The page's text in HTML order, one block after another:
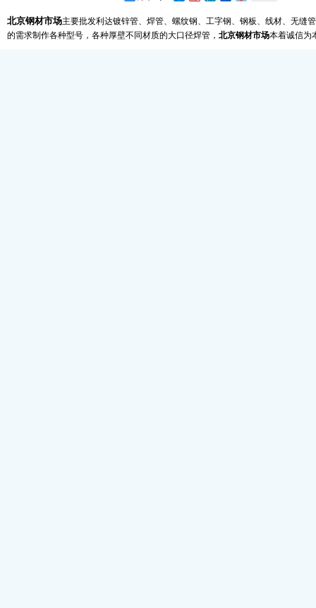
北京钢材市场主要批发利达镀锌管、焊管、螺纹钢、工字钢、钢板、线材、无缝
的需求制作各种型号，各种厚壁不同材质的大口径焊管， 北京钢材市场本着诚信为